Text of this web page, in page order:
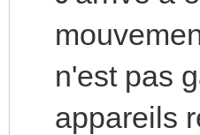
n'est pas
appareils